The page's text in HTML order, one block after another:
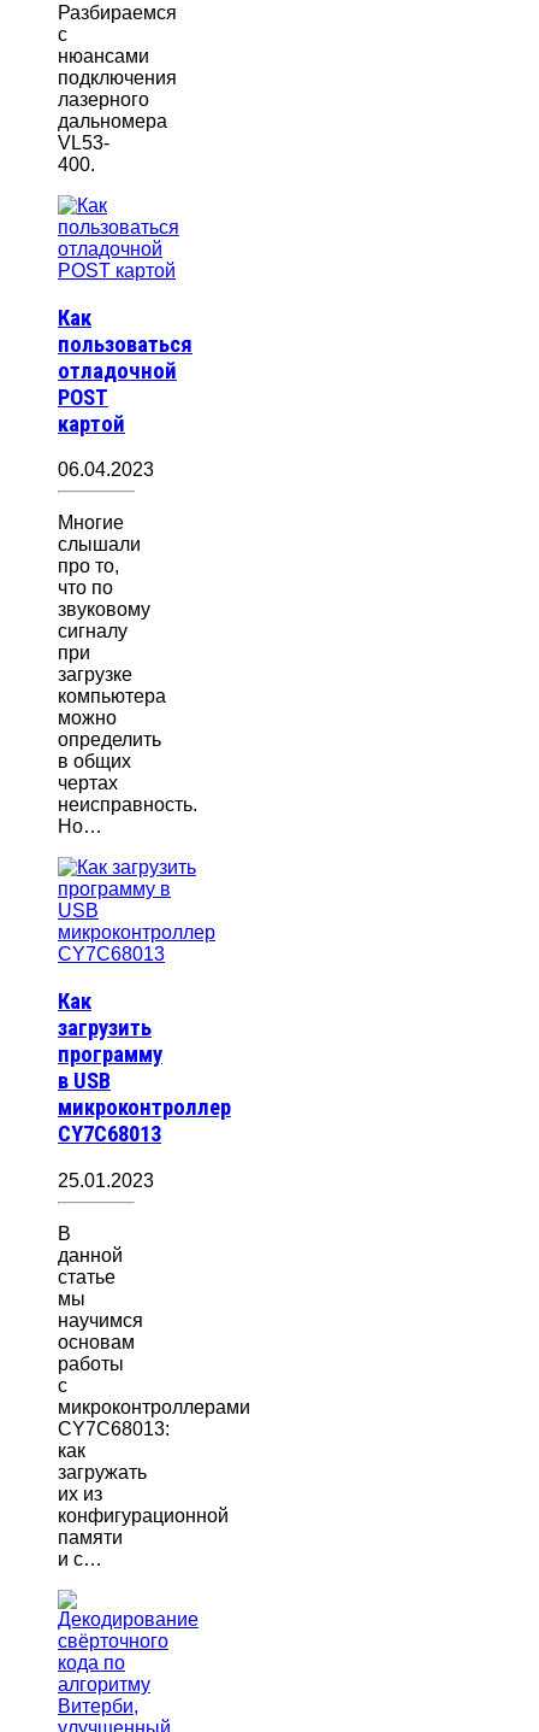
Разбираемся
с
нюансами
подключения
лазерного
дальномера
VL53-
400.
Как
пользоваться
отладочной
POST
картой
06.04.2023
Многие
слышали
про то,
что по
звуковому
сигналу
при
загрузке
компьютера
можно
определить
в общих
чертах
неисправность.
Но…
Как
загрузить
программу
в USB
микроконтроллер
CY7C68013
25.01.2023
В
данной
статье
мы
научимся
основам
работы
с
микроконтроллерами
CY7C68013:
как
загружать
их из
конфигурационной
памяти
и с…